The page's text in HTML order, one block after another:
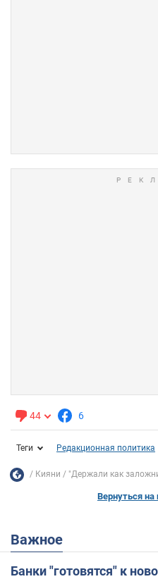
44 6
Теги Редакционная политика
Кияни "Держали как
Вернуться на
Важное
Банки "готовятся" к